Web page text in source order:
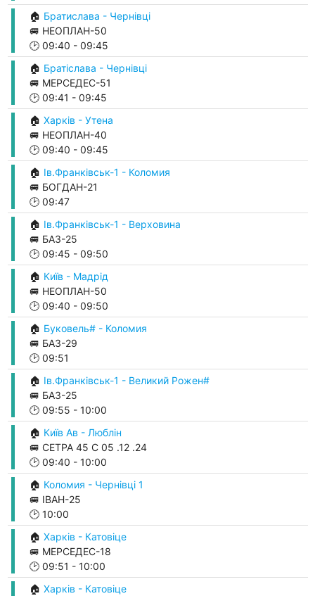
🏠 Братислава - Чернівці
🚐 НЕОПЛАН-50
🕑 09:40 - 09:45
🏠 Братіслава - Чернівці
🚐 МЕРСЕДЕС-51
🕑 09:41 - 09:45
🏠 Харків - Утена
🚐 НЕОПЛАН-40
🕑 09:40 - 09:45
🏠 Ів.Франківськ-1 - Коломия
🚐 БОГДАН-21
🕑 09:47
🏠 Ів.Франківськ-1 - Верховина
🚐 БАЗ-25
🕑 09:45 - 09:50
🏠 Київ - Мадрід
🚐 НЕОПЛАН-50
🕑 09:40 - 09:50
🏠 Буковель# - Коломия
🚐 БАЗ-29
🕑 09:51
🏠 Ів.Франківськ-1 - Великий Рожен#
🚐 БАЗ-25
🕑 09:55 - 10:00
🏠 Київ Ав - Люблін
🚐 СЕТРА 45 С 05 .12 .24
🕑 09:40 - 10:00
🏠 Коломия - Чернівці 1
🚐 ІВАН-25
🕑 10:00
🏠 Харків - Катовіце
🚐 МЕРСЕДЕС-18
🕑 09:51 - 10:00
🏠 Харків - Катовіце